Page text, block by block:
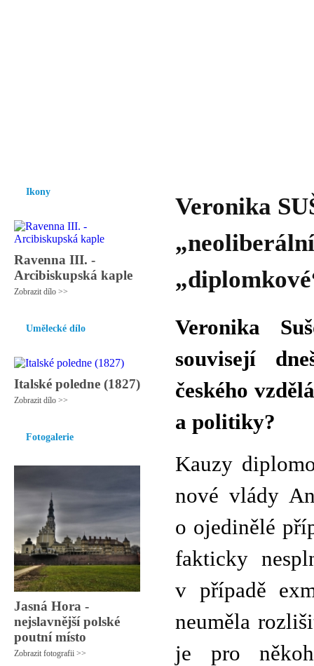
Ikony
Ravenna III. -
Arcibiskupská kaple
Zobrazit dílo >>
Umělecké dílo
Italské poledne (1827)
Zobrazit dílo >>
Fotogalerie
Jasná Hora -
nejslavnější polské
poutní místo
Zobrazit fotografii >>
Veronika
Veronika
souvisejí
českého
a politiky?
Kauzy
nové vlády
o ojedinělé
fakticky
v případě
neuměla
je pro